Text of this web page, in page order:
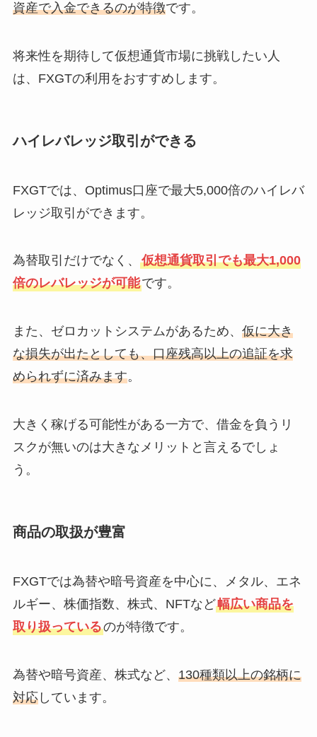
資産で入金できるのが特徴です。
将来性を期待して仮想通貨市場に挑戦したい人
は、FXGTの利用をおすすめします。
ハイレバレッジ取引ができる
FXGTでは、Optimus口座で最大5,000倍のハイレバ
レッジ取引ができます。
為替取引だけでなく、 仮想通貨取引でも最大1,000
倍のレバレッジが可能です。
また、ゼロカットシステムがあるため、 仮に大き
な損失が出たとしても、口座残高以上の追証を求
められずに済みます。
大きく稼げる可能性がある一方で、借金を負うリ
スクが無いのは大きなメリットと言えるでしょ
う。
商品の取扱が豊富
FXGTでは為替や暗号資産を中心に、メタル、エネ
ルギー、株価指数、株式、NFTなど幅広い商品を
取り扱っているのが特徴です。
為替や暗号資産、株式など、 130種類以上の銘柄に
対応しています。